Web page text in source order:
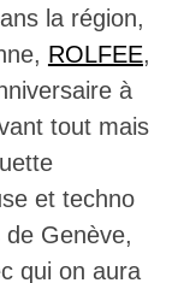
la région,
ROLFEE,
à
tout mais
et techno
Genève,
qui on aura